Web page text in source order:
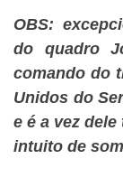
OBS:
do quadro
comando do
Unidos do
e é a vez
intuito de